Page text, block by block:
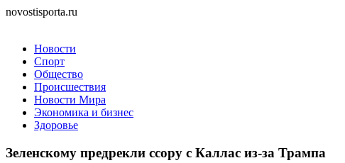
novostisporta.ru
Новости
Спорт
Общество
Происшествия
Новости Мира
Экономика и бизнес
Здоровье
Зеленскому предрекли ссору с Каллас из-за Трампа